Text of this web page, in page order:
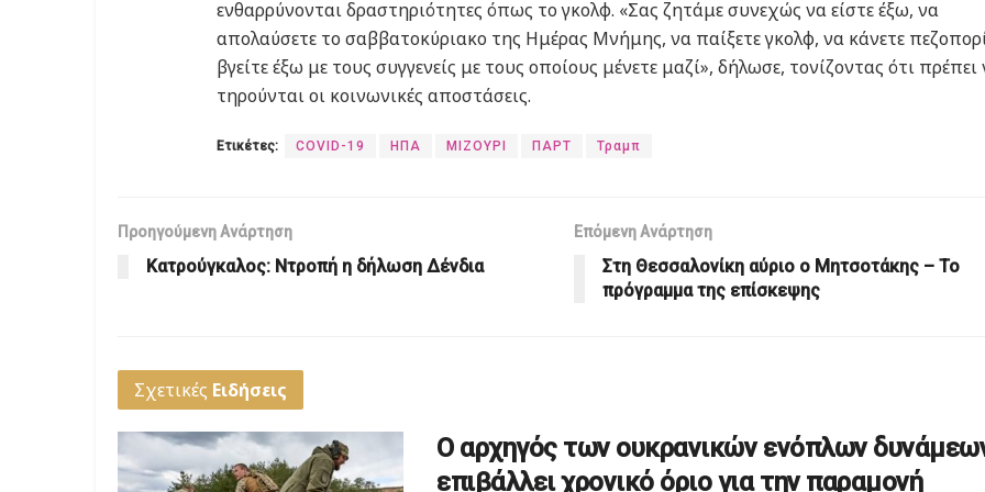
ενθαρρύνονται δραστηριότητες όπως το γκολφ. «Σας ζητάμε συνεχώς να είστε έξω, να
απολαύσετε το σαββατοκύριακο της Ημέρας Μνήμης, να παίξετε γκολφ, να κάνετε
βγείτε έξω με τους συγγενείς με τους οποίους μένετε μαζί», δήλωσε, τονίζοντας ότι πρέπει
τηρούνται οι κοινωνικές αποστάσεις.
Ετικέτες: COVID-19 ΗΠΑ ΜΙΖΟΥΡΙ ΠΑΡΤ Τραμπ
Προηγούμενη Ανάρτηση
Κατρούγκαλος: Ντροπή η δήλωση Δένδια
Επόμενη Ανάρτηση
Στη Θεσσαλονίκη αύριο ο Μητσοτάκης – Το
πρόγραμμα της επίσκεψης
Σχετικές Ειδήσεις
Ο αρχηγός των ουκρανικών ενόπλων
επιβάλλει χρονικό όριο για την παραμονή